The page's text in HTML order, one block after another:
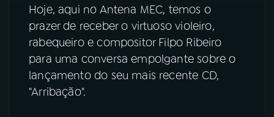
Hoje, aqui no Antena MEC, temos o
prazer de receber o virtuoso violeiro,
rabequeiro e compositor Filpo Ribeiro
para uma conversa empolgante sobre o
lançamento do seu mais recente CD,
"Arribação".